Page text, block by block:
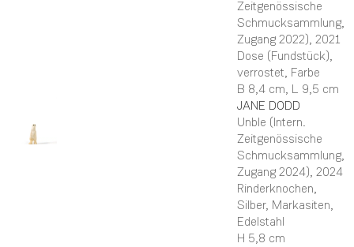
Zeitgenössische
Schmucksammlung,
Zugang 2022), 2021
Dose (Fundstück),
verrostet, Farbe
B 8,4 cm, L 9,5 cm
JANE DODD
Unble (Intern.
Zeitgenössische
Schmucksammlung,
Zugang 2024), 2024
Rinderknochen,
Silber, Markasiten,
Edelstahl
H 5,8 cm